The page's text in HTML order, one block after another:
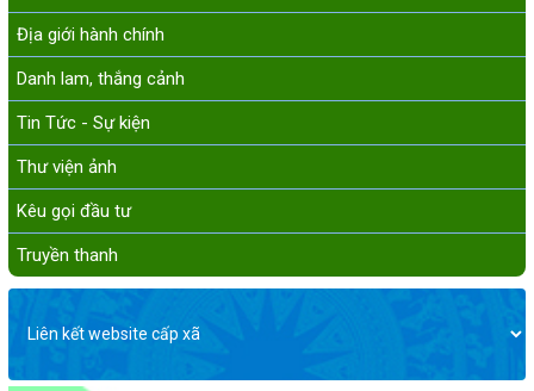
Địa giới hành chính
Danh lam, thắng cảnh
Tin Tức - Sự kiện
Thư viện ảnh
Kêu gọi đầu tư
Truyền thanh